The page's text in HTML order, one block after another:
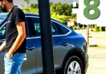
Aggiungi InsideEVs alle
fonti preferite su Google